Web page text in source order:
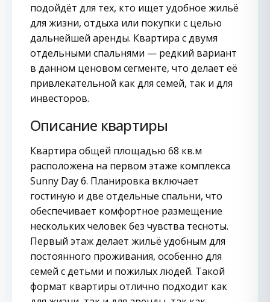
подойдёт для тех, кто ищет удобное жильё
для жизни, отдыха или покупки с целью
дальнейшей аренды. Квартира с двумя
отдельными спальнями — редкий вариант
в данном ценовом сегменте, что делает её
привлекательной как для семей, так и для
инвесторов.
Описание квартиры
Квартира общей площадью 68 кв.м
расположена на первом этаже комплекса
Sunny Day 6. Планировка включает
гостиную и две отдельные спальни, что
обеспечивает комфортное размещение
нескольких человек без чувства тесноты.
Первый этаж делает жильё удобным для
постоянного проживания, особенно для
семей с детьми и пожилых людей. Такой
формат квартиры отлично подходит как